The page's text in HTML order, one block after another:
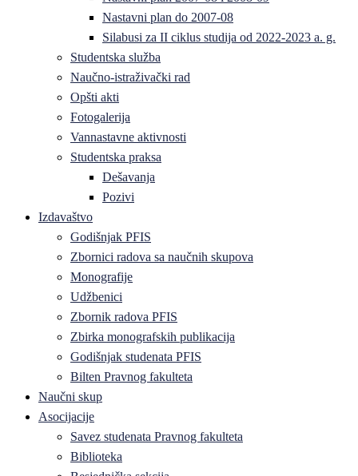
Nastavni plan do 2007-08
Silabusi za II ciklus studija od 2022-2023 a. g.
Studentska služba
Naučno-istraživački rad
Opšti akti
Fotogalerija
Vannastavne aktivnosti
Studentska praksa
Dešavanja
Pozivi
Izdavaštvo
Godišnjak PFIS
Zbornici radova sa naučnih skupova
Monografije
Udžbenici
Zbornik radova PFIS
Zbirka monografskih publikacija
Godišnjak studenata PFIS
Bilten Pravnog fakulteta
Naučni skup
Asocijacije
Savez studenata Pravnog fakulteta
Biblioteka